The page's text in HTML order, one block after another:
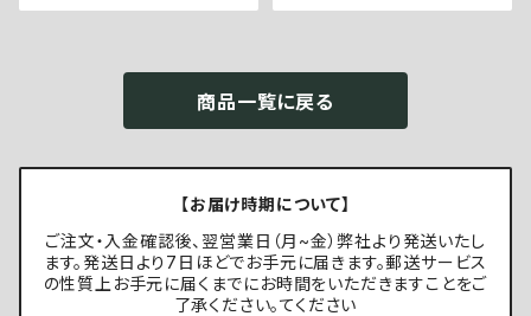
商品一覧に戻る
【お届け時期について】
ご注文・入金確認後、翌営業日（月~金）弊社より発送いたし
ます。発送日より7日ほどでお手元に届きます。郵送サービス
の性質上お手元に届くまでにお時間をいただきますことをご
了承ください。てください